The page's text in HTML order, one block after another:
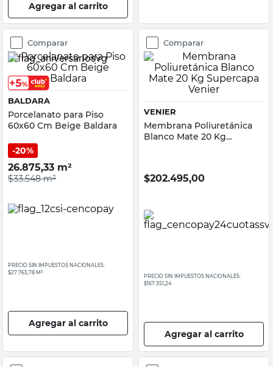
Agregar al carrito
Comparar
BALDARA
Porcelanato para Piso
60x60 Cm Beige Baldara
20%
26.875,33 m²
$33.548m²
PRECIO SIN IMPUESTOS NACIONALES:
$27.763,78 M²
Agregar al carrito
Comparar
VENIER
Membrana Poliuretánica
Blanco Mate 20 Kg
$202.495,00
PRECIO SIN IMPUESTOS NACIONALES:
$167.351,24
Agregar al carrito